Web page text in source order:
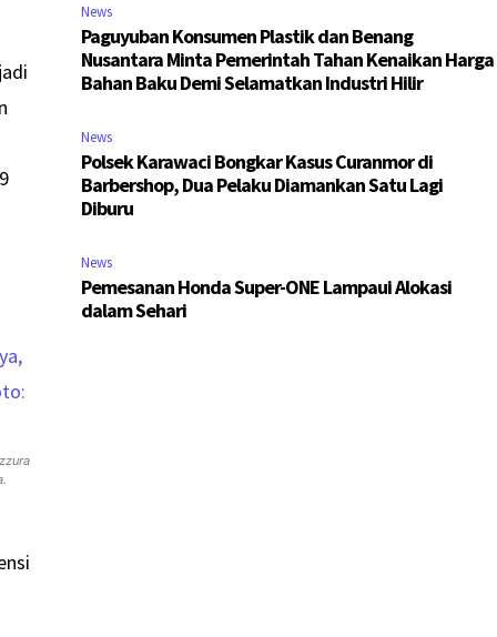
News
Paguyuban Konsumen Plastik dan Benang
Nusantara Minta Pemerintah Tahan Kenaikan Harga
Bahan Baku Demi Selamatkan Industri Hilir
News
Polsek Karawaci Bongkar Kasus Curanmor di
Barbershop, Dua Pelaku Diamankan Satu Lagi
Diburu
News
Pemesanan Honda Super-ONE Lampaui Alokasi
dalam Sehari